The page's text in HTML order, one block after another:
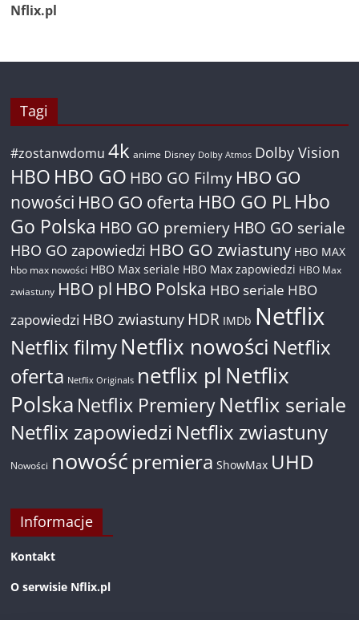
Nflix.pl
Tagi
#zostanwdomu 4k anime Disney Dolby Atmos Dolby Vision
HBO HBO GO HBO GO Filmy HBO GO
nowości HBO GO oferta HBO GO PL Hbo
Go Polska HBO GO premiery HBO GO seriale
HBO GO zapowiedzi HBO GO zwiastuny HBO MAX
hbo max nowości HBO Max seriale HBO Max zapowiedzi HBO Max
zwiastuny HBO pl HBO Polska HBO seriale HBO
zapowiedzi HBO zwiastuny HDR IMDb Netflix
Netflix filmyNetflix nowości Netflix
oferta Netflix Originals netflix pl Netflix
Polska Netflix PremieryNetflix seriale
Netflix zapowiedzi Netflix zwiastuny
Nowości nowość premiera ShowMax UHD
Informacje
Kontakt
O serwisie Nflix.pl